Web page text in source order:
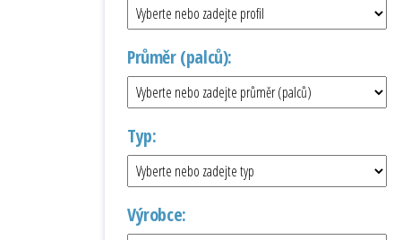
Průměr (palců):
Typ:
Výrobce: